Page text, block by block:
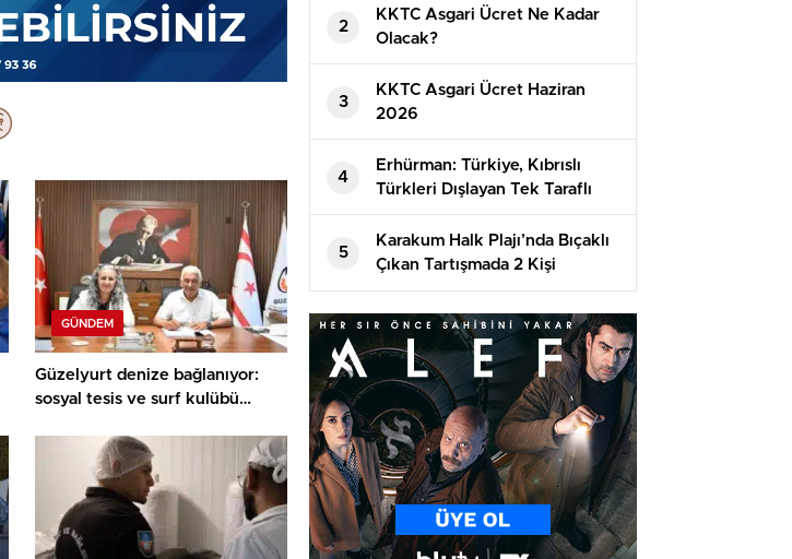
GÜNDEM
Güzelyurt denize bağlanıyor:
sosyal tesis ve surf kulübü
imzalandı
2
KKTC Asgari Ücret Ne Kadar
Olacak?
3
⁠KKTC Asgari Ücret Haziran
2026
4
Erhürman: Türkiye, Kıbrıslı
Türkleri Dışlayan Tek Taraflı
Girişimlere İzin Vermeyecek
5
Karakum Halk Plajı’nda Bıçaklı
Çıkan Tartışmada 2 Kişi
Tutuklandı